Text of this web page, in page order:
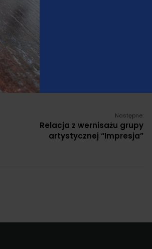
Uniwersyteckim im. Jurasza w
i młodzieży!
Następne:
Relacja z wernisażu grupy
artystycznej “Impresja”